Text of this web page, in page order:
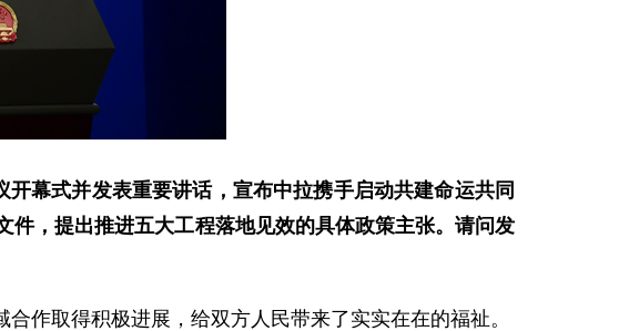
幕式并发表重要讲话，宣布中拉携手启动共建命运共同
，提出推进五大工程落地见效的具体政策主张。请问发
作取得积极进展，给双方人民带来了实实在在的福祉。